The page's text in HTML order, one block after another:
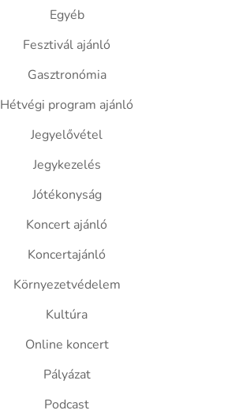
Egyéb
Fesztivál ajánló
Gasztronómia
Hétvégi program ajánló
Jegyelővétel
Jegykezelés
Jótékonyság
Koncert ajánló
Koncertajánló
Környezetvédelem
Kultúra
Online koncert
Pályázat
Podcast